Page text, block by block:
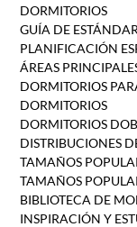
DORMITORIOS
GUÍA DE
PLANIFICACIÓN
ÁREAS
DORMITORIOS
DORMITORIOS
DORMITORIOS
DISTRIBUCIONES
TAMAÑOS
TAMAÑOS
BIBLIOTECA DE
INSPIRACIÓN Y